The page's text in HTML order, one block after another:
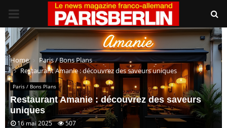
PRIMARY
MENU
Home
Paris / Bons Plans
Restaurant Amanie : découvrez des saveurs uniques
Paris / Bons Plans
Restaurant Amanie : découvrez des saveurs
uniques
16 mai 2025 507